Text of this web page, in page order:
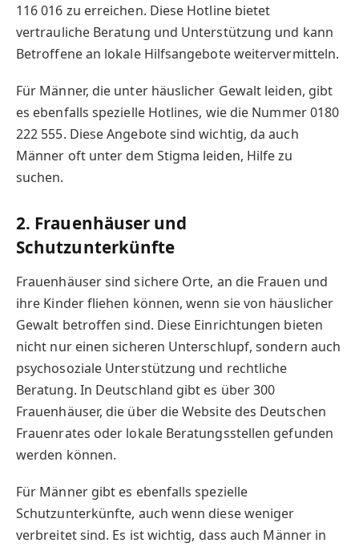
116 016 zu erreichen. Diese Hotline bietet
vertrauliche Beratung und Unterstützung und kann
Betroffene an lokale Hilfsangebote weitervermitteln.
Für Männer, die unter häuslicher Gewalt leiden, gibt
es ebenfalls spezielle Hotlines, wie die Nummer 0180
222 555. Diese Angebote sind wichtig, da auch
Männer oft unter dem Stigma leiden, Hilfe zu
suchen.
2. Frauenhäuser und
Schutzunterkünfte
Frauenhäuser sind sichere Orte, an die Frauen und
ihre Kinder fliehen können, wenn sie von häuslicher
Gewalt betroffen sind. Diese Einrichtungen bieten
nicht nur einen sicheren Unterschlupf, sondern auch
psychosoziale Unterstützung und rechtliche
Beratung. In Deutschland gibt es über 300
Frauenhäuser, die über die Website des Deutschen
Frauenrates oder lokale Beratungsstellen gefunden
werden können.
Für Männer gibt es ebenfalls spezielle
Schutzunterkünfte, auch wenn diese weniger
verbreitet sind. Es ist wichtig, dass auch Männer in